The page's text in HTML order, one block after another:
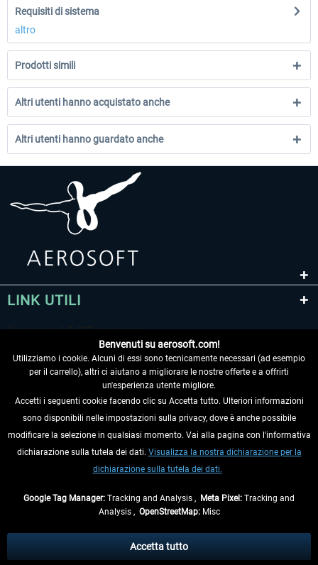
Requisiti di sistema
altro
Prodotti simili
Altri utenti hanno acquistato anche
Altri utenti hanno guardato anche
LINK UTILI
RECEDERE DAL CONTRATTO
INFORMAZIONI
eventualmente le spese di spedizione, se non diversamente descritto.
** Riguarda le spedizioni al di fuori della Germania, i tempi di consegna per le
Benvenuti su aerosoft.com!
Utilizziamo i cookie. Alcuni di essi sono tecnicamente necessari (ad esempio
per il carrello), altri ci aiutano a migliorare le nostre offerte e a offrirti
un'esperienza utente migliore.
Accetti i seguenti cookie facendo clic su Accetta tutto. Ulteriori informazioni
sono disponibili nelle impostazioni sulla privacy, dove è anche possibile
modificare la selezione in qualsiasi momento. Vai alla pagina con l'informativa
dichiarazione sulla tutela dei dati. Visualizza la nostra dichiarazione per la
dichiarazione sulla tutela dei dati.
Google Tag Manager: Tracking and Analysis , Meta Pixel: Tracking and
Analysis , OpenStreetMap:Misc
Accetta tutto